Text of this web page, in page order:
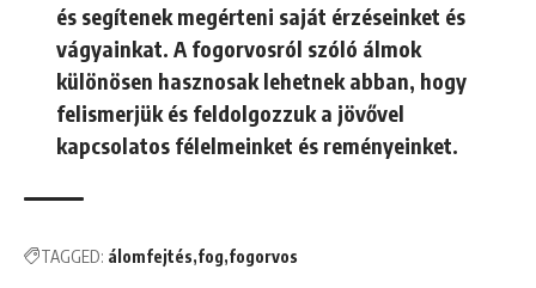
és segítenek megérteni saját érzéseinket és
vágyainkat. A fogorvosról szóló álmok
különösen hasznosak lehetnek abban, hogy
felismerjük és feldolgozzuk a jövővel
kapcsolatos félelmeinket és reményeinket.
TAGGED: álomfejtés fog fogorvos